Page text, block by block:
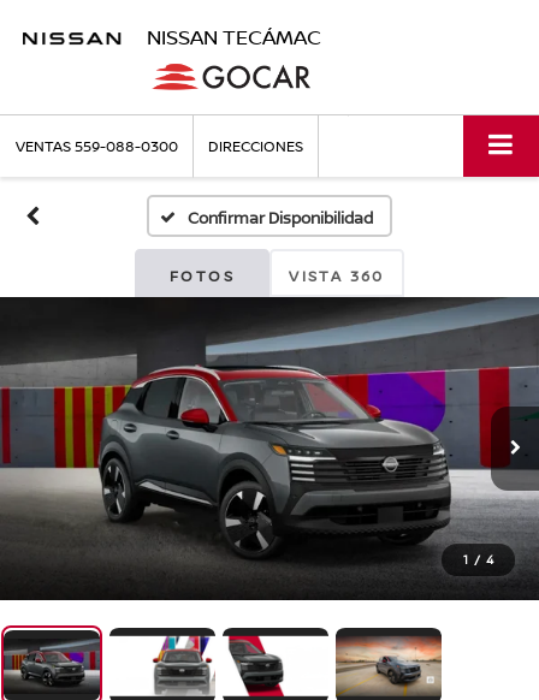
NISSAN TECÁMAC
VENTAS559-088-0300 DIRECCIONES
Confirmar Disponibilidad
FOTOS VISTA 360
1 / 4